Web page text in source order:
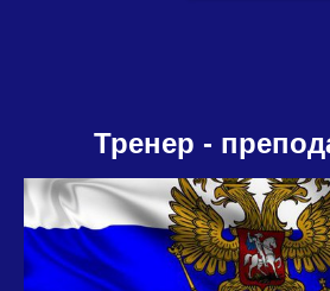
Тренер -